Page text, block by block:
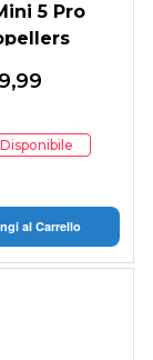
5 Pro
al Carrello